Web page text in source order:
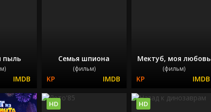
пыль Семья шпиона
(фильм)
Мектуб, моя любовь
(фильм)
HD HD